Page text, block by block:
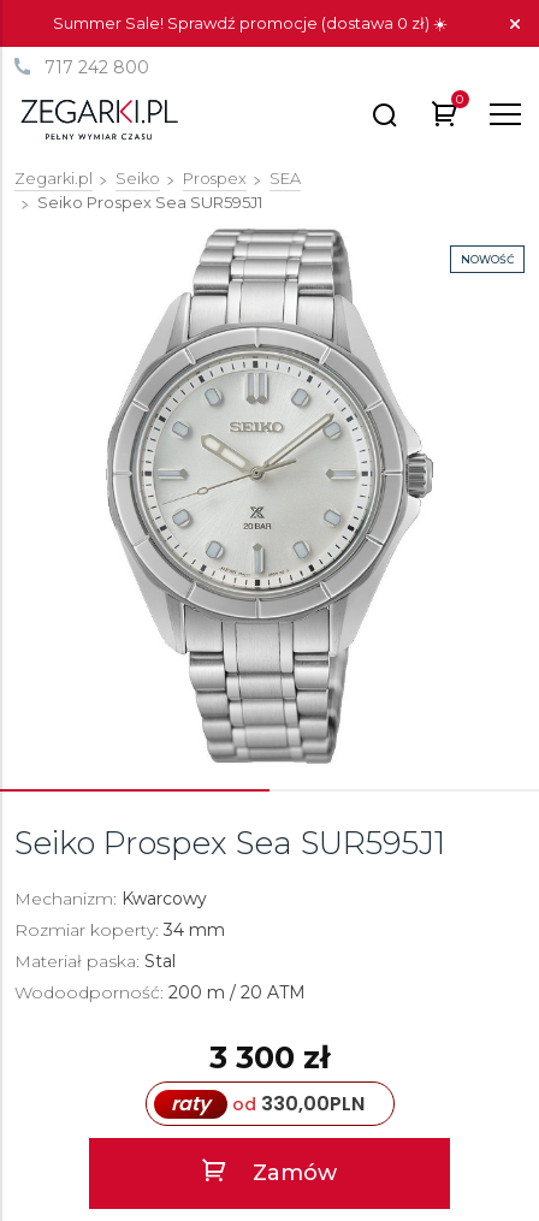
Summer Sale! Sprawdź promocje (dostawa 0 zł) ☀️
717 242 800
0
Zegarki.pl Seiko Prospex
SEA
Seiko Prospex Sea SUR595J1
NOWOŚĆ
Seiko Prospex Sea SUR595J1
Mechanizm: Kwarcowy
Rozmiar koperty: 34 mm
Materiał paska: Stal
Wodoodporność: 200 m / 20 ATM
3 300 zł
raty od 330,00PLN
Zamów